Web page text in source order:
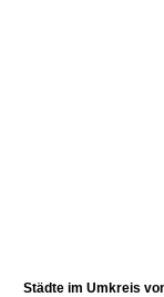
Städte im Umkreis